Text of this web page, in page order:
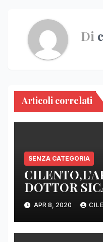
Di
Articoli correlati
SENZA CATEGORIA
DOTTOR
DI BASE
E SENZA
APR 8, 2020